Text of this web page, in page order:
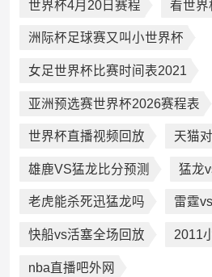
世界杯4月20日赛程 看世界
洲际杯足球赛又叫小世界杯
女足世界杯比赛时间表2021
亚洲预选赛世界杯2026赛程表
世界杯直播视频回放 天猫
雄鹿VS猛龙比分预测 猛龙
老虎能杀死迅猛龙吗 雷霆
快船vs活塞全场回放 2011
nba直播吧外网